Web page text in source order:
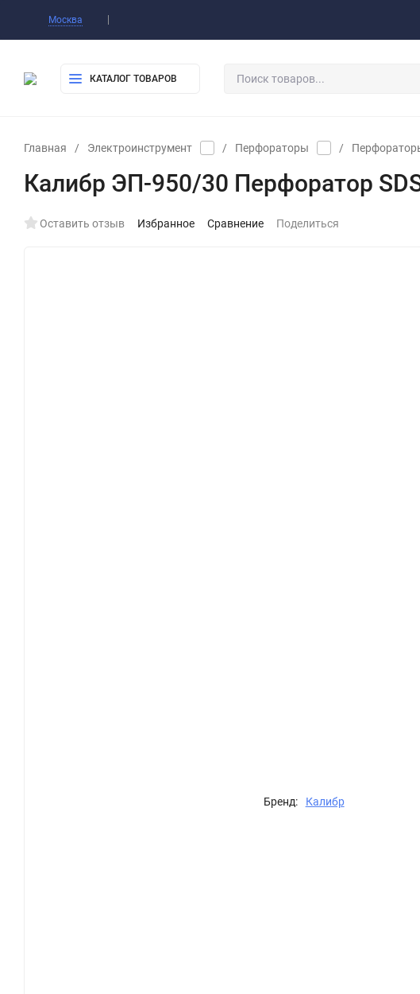
Москва
КАТАЛОГ ТОВАРОВ
Главная / Электроинструмент / Перфораторы /
Калибр ЭП-950/30 Перфоратор
Оставить отзыв Избранное Сравнение Поделиться
Бренд: Калибр